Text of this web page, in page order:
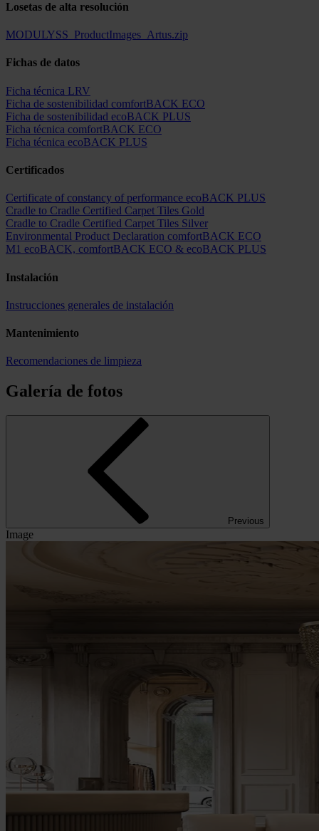
Losetas de alta resolución
MODULYSS_ProductImages_Artus.zip
Fichas de datos
Ficha técnica LRV
Ficha de sostenibilidad comfortBACK ECO
Ficha de sostenibilidad ecoBACK PLUS
Ficha técnica comfortBACK ECO
Ficha técnica ecoBACK PLUS
Certificados
Certificate of constancy of performance ecoBACK PLUS
Cradle to Cradle Certified Carpet Tiles Gold
Cradle to Cradle Certified Carpet Tiles Silver
Environmental Product Declaration comfortBACK ECO
M1 ecoBACK, comfortBACK ECO & ecoBACK PLUS
Instalación
Instrucciones generales de instalación
Mantenimiento
Recomendaciones de limpieza
Galería de fotos
Previous
Image